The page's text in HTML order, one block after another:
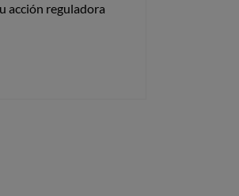
acción reguladora